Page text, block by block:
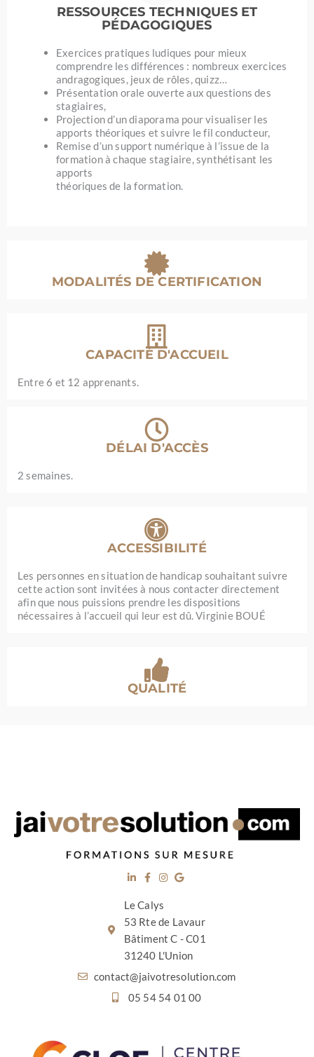
RESSOURCES TECHNIQUES ET
PÉDAGOGIQUES
Exercices pratiques ludiques pour mieux
comprendre les différences : nombreux exercices
andragogiques, jeux de rôles, quizz…
Présentation orale ouverte aux questions des
stagiaires,
Projection d’un diaporama pour visualiser les
apports théoriques et suivre le fil conducteur,
Remise d’un support numérique à l’issue de la
formation à chaque stagiaire, synthétisant les
apports
théoriques de la formation.
MODALITÉS DE CERTIFICATION
CAPACITÉ D'ACCUEIL
Entre 6 et 12 apprenants.
DÉLAI D'ACCÈS
2 semaines.
ACCESSIBILITÉ
Les personnes en situation de handicap souhaitant suivre
cette action sont invitées à nous contacter directement
afin que nous puissions prendre les dispositions
nécessaires à l’accueil qui leur est dû. Virginie BOUÉ
QUALITÉ
Le Calys
53 Rte de Lavaur
Bâtiment C - C01
31240 L'Union
contact@jaivotresolution.com
05 54 54 01 00